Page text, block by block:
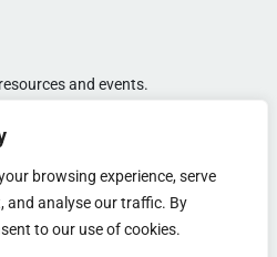
browsing experience, serve
and analyse our traffic. By
to our use of cookies.
and events.